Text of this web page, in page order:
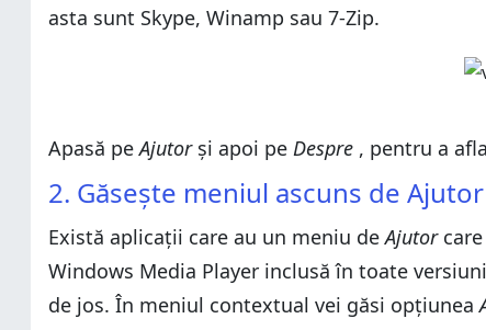
6. Află versiunea unei aplicații moderne din Windows
7. Află versiunea unei aplicații moderne din Windows
4. Găsești informații despre versiunea aplicației
6. Află versiunea unei aplicații moderne din
8. Alte metode pentru a afla versiunea unei aplicații
Concluzie
asta sunt Skype, Winamp sau 7-Zip.
Apasă peAjutorși apoi pe Despre , pentru a
2. Găsește meniul ascuns de Ajutor
Există aplicații care au un meniu deAjutorcare
Windows Media Player inclusă în toate
de jos. În meniul contextual vei găsi opțiunea